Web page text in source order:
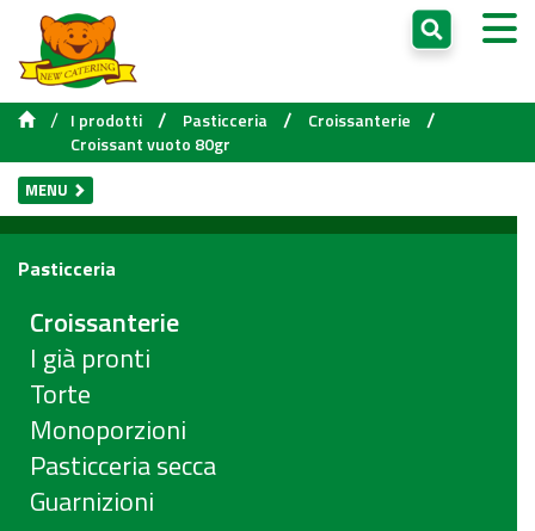
/ I prodotti / Pasticceria / Croissanterie /
Croissant vuoto 80gr
MENU
Pasticceria
Croissanterie
I già pronti
Torte
Monoporzioni
Pasticceria secca
Guarnizioni